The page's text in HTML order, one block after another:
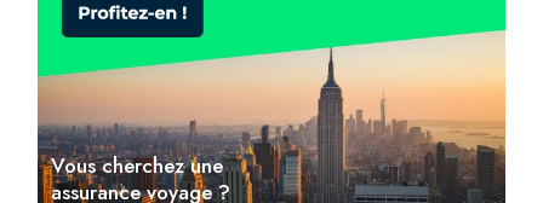
Vous cherchez une
assurance voyage ?